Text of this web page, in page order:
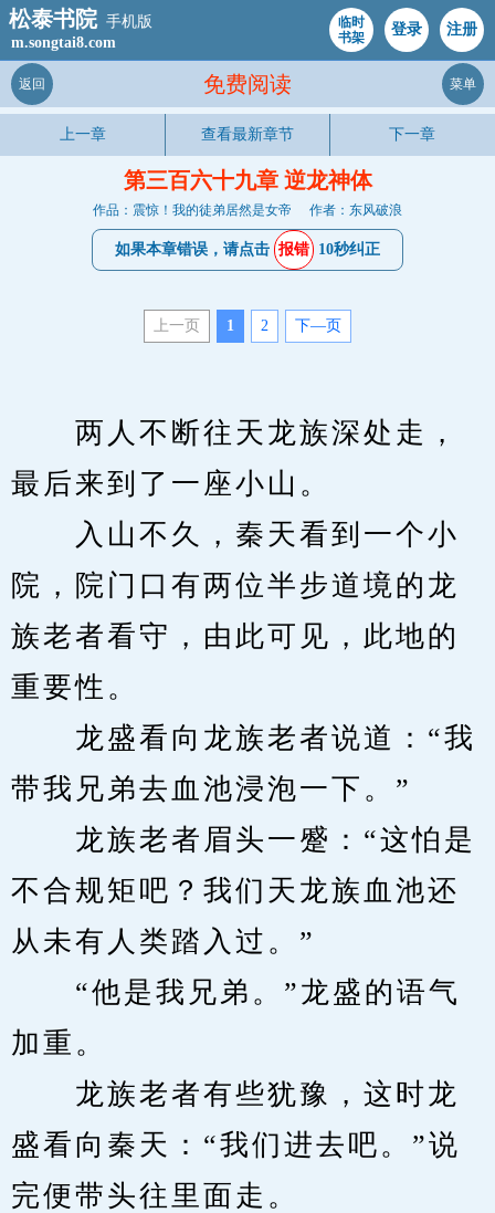
松泰书院 手机版
m.songtai8.com
临时
书架
登录 注册
免费阅读
返回 菜单
上一章 查看最新章节 下一章
第三百六十九章 逆龙神体
作品：震惊！我的徒弟居然是女帝 作者：东风破浪
如果本章错误，请点击 报错 10秒纠正
上一页 1 2 下—页
两人不断往天龙族深处走，
最后来到了一座小山。
入山不久，秦天看到一个小
院，院门口有两位半步道境的龙
族老者看守，由此可见，此地的
重要性。
龙盛看向龙族老者说道：“我
带我兄弟去血池浸泡一下。”
龙族老者眉头一蹙：“这怕是
不合规矩吧？我们天龙族血池还
从未有人类踏入过。”
“他是我兄弟。”龙盛的语气
加重。
龙族老者有些犹豫，这时龙
盛看向秦天：“我们进去吧。”说
完便带头往里面走。